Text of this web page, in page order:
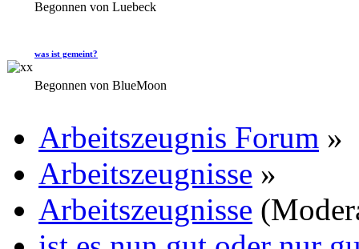
Begonnen von Luebeck
was ist gemeint?
Begonnen von BlueMoon
Arbeitszeugnis Forum »
Arbeitszeugnisse »
Arbeitszeugnisse